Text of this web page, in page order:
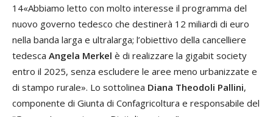
14«Abbiamo letto con molto interesse il programma del
nuovo governo tedesco che destinerà 12 miliardi di euro
nella banda larga e ultralarga; l’obiettivo della cancelliere
tedesca Angela Merkel è di realizzare la gigabit society
entro il 2025, senza escludere le aree meno urbanizzate e
di stampo rurale». Lo sottolinea Diana Theodoli Pallini,
componente di Giunta di Confagricoltura e responsabile del